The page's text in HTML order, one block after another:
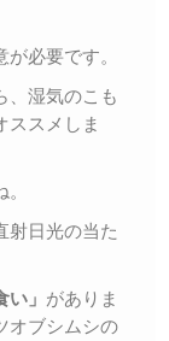
必要です。
、湿気のこも
ススメしま
射日光の当た
い」 がありま
オブシムシの